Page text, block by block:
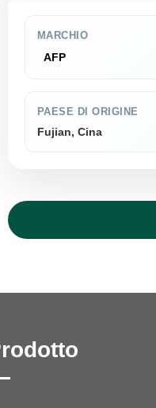
MARCHIO
AFP
PAESE DI ORIGINE
Fujian, Cina